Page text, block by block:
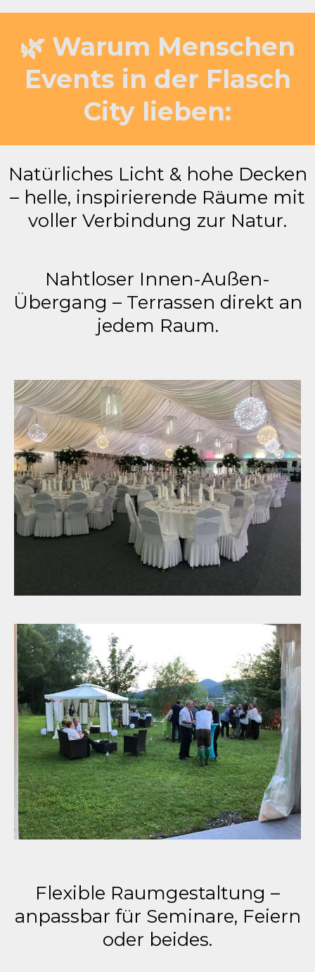
🌿 Warum Menschen
Events in der Flasch
City lieben:
Natürliches Licht & hohe Decken
– helle, inspirierende Räume mit
voller Verbindung zur Natur.
Nahtloser Innen-Außen-
Übergang – Terrassen direkt an
jedem Raum.
Flexible Raumgestaltung –
anpassbar für Seminare, Feiern
oder beides.